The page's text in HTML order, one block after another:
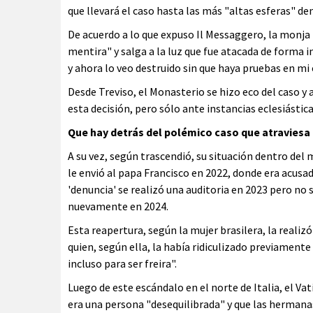
que llevará el caso hasta las más "altas esferas"
De acuerdo a lo que expuso Il Messaggero, la
mentira" y salga a la luz que fue atacada de
y ahora lo veo destruido sin que haya pruebas en
Desde Treviso, el Monasterio se hizo eco del caso
esta decisión, pero sólo ante instancias
Que hay detrás del polémico caso que
A su vez, según trascendió, su situación dentro
le envió al papa Francisco en 2022, donde era
'denuncia' se realizó una auditoria en 2023 pero
nuevamente en 2024.
Esta reapertura, según la mujer brasilera, la
quien, según ella, la había ridiculizado
incluso para ser freira".
Luego de este escándalo en el norte de Italia, el
era una persona "desequilibrada" y que las